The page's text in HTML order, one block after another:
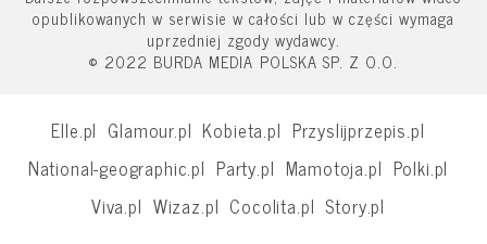
opublikowanych w serwisie w całości lub w części wymaga
uprzedniej zgody wydawcy.
© 2022 BURDA MEDIA POLSKA SP. Z O.O.
Elle.pl Glamour.pl Kobieta.pl Przyslijprzepis.pl
National-geographic.pl Party.pl Mamotoja.pl Polki.pl
Viva.pl Wizaz.pl Cocolita.pl Story.pl